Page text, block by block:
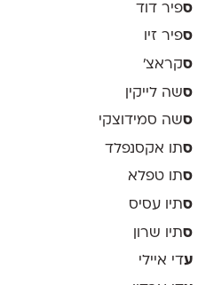
ספיר דוד
ספיר זיו
סקראצ׳
סשה לייקין
סשה סמידוצקי
סתו אקסנפלד
סתו טפלא
סתיו עסיס
סתיו שרון
עדי איילי